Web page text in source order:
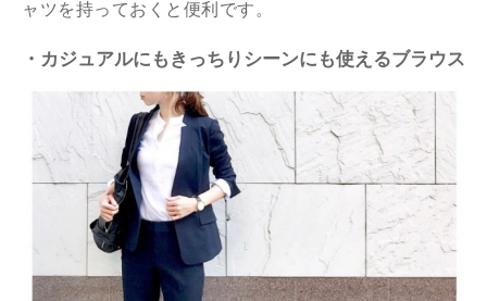
ャツを持っておくと便利です。
・カジュアルにもきっちりシーンにも使えるブラウス